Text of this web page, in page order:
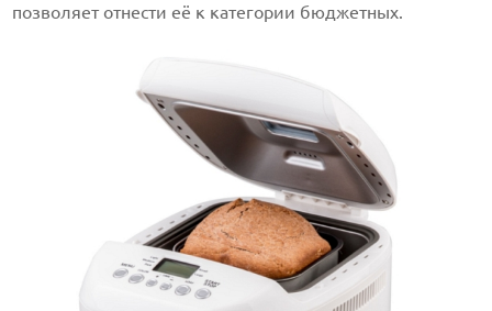
позволяет отнести её к категории бюджетных.